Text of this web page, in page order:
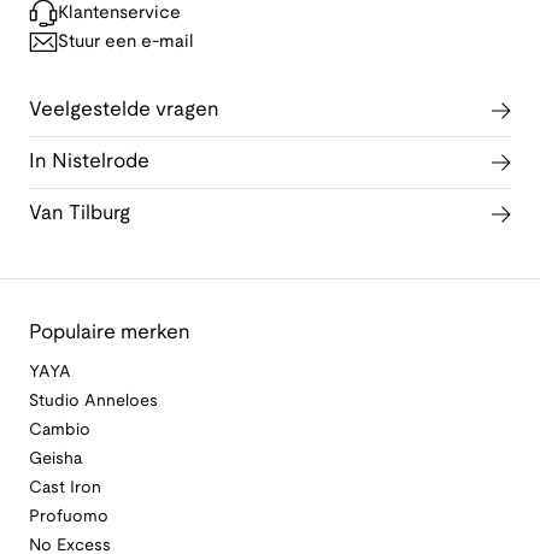
Klantenservice
Stuur een e-mail
Veelgestelde vragen
In Nistelrode
Van Tilburg
Populaire merken
YAYA
Studio Anneloes
Cambio
Geisha
Cast Iron
Profuomo
No Excess